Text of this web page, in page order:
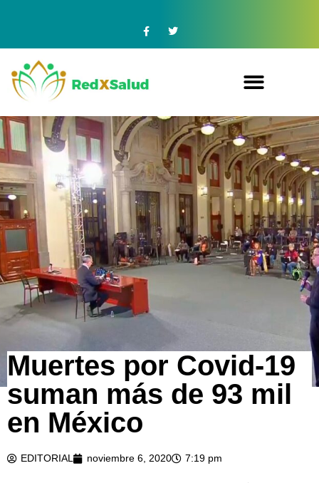
Muertes por Covid-19
suman más de 93 mil
en México
EDITORIAL noviembre 6, 2020 7:19 pm